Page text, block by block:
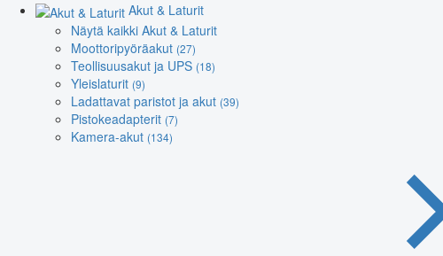
Akut & Laturit
Näytä kaikki Akut & Laturit
Moottoripyöräakut (27)
Teollisuusakut ja UPS (18)
Yleislaturit (9)
Ladattavat paristot ja akut (39)
Pistokeadapterit (7)
Kamera-akut (134)